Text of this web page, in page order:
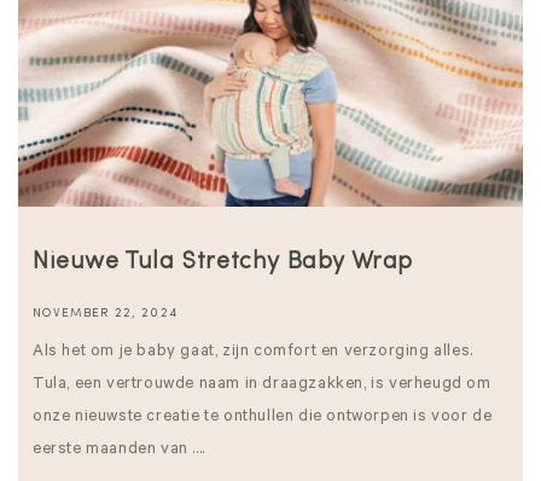
Nieuwe Tula Stretchy Baby Wrap
NOVEMBER 22, 2024
Als het om je baby gaat, zijn comfort en verzorging alles.
Tula, een vertrouwde naam in draagzakken, is verheugd om
onze nieuwste creatie te onthullen die ontworpen is voor de
eerste maanden van ....